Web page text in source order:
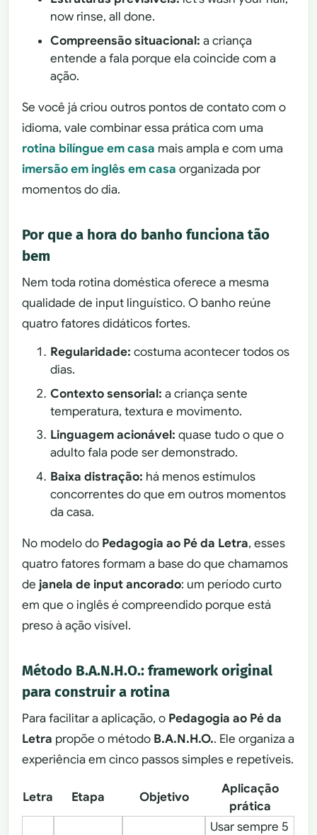
now rinse, all done.
Compreensão situacional: a criança
entende a fala porque ela coincide com a
ação.
Se você já criou outros pontos de contato com o
idioma, vale combinar essa prática com uma
rotina bilíngue em casa mais ampla e com uma
imersão em inglês em casa organizada por
momentos do dia.
Por que a hora do banho funciona tão
bem
Nem toda rotina doméstica oferece a mesma
qualidade de input linguístico. O banho reúne
quatro fatores didáticos fortes.
Regularidade: costuma acontecer todos os
dias.
Contexto sensorial: a criança sente
temperatura, textura e movimento.
Linguagem acionável: quase tudo o que o
adulto fala pode ser demonstrado.
Baixa distração: há menos estímulos
concorrentes do que em outros momentos
da casa.
No modelo do Pedagogia ao Pé da Letra, esses
quatro fatores formam a base do que chamamos
dejanela de input ancorado: um período curto
em que o inglês é compreendido porque está
preso à ação visível.
Método B.A.N.H.O.: framework original
para construir a rotina
Para facilitar a aplicação, o Pedagogia ao Pé da
Letra propõe o método B.A.N.H.O.. Ele organiza a
experiência em cinco passos simples e repetíveis.
Letra Etapa Objetivo
Aplicação
prática
Usar sempre 5